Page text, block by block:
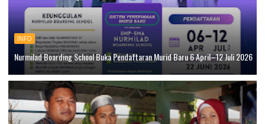
INFO
Nurmilad Boarding School Buka Pendaftaran Murid Baru 6 April–12 Juli 2026